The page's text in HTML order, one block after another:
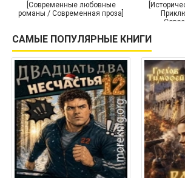
[Современные любовные
романы / Современная проза]
САМЫЕ ПОПУЛЯРНЫЕ КНИГИ